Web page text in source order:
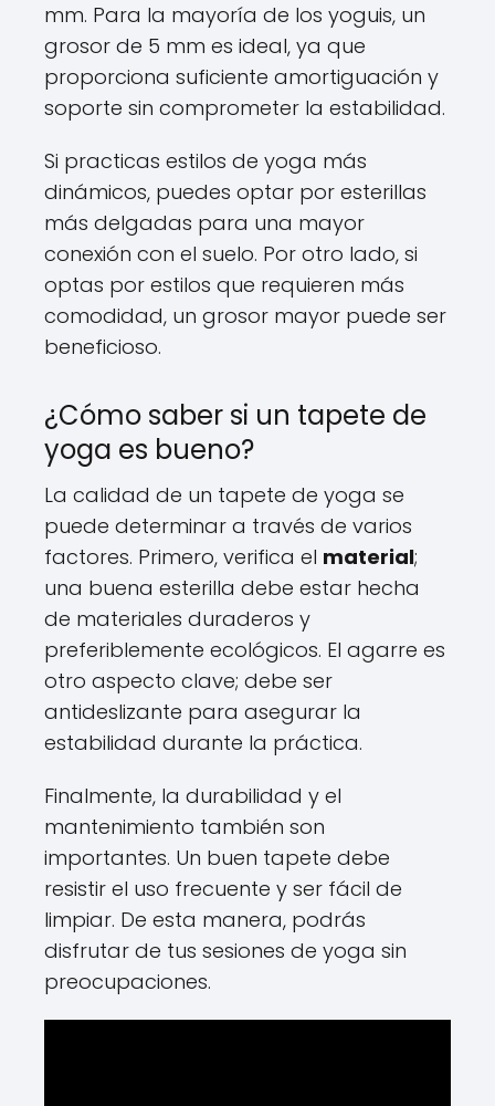
mm. Para la mayoría de los yoguis, un
grosor de 5 mm es ideal, ya que
proporciona suficiente amortiguación y
soporte sin comprometer la estabilidad.
Si practicas estilos de yoga más
dinámicos, puedes optar por esterillas
más delgadas para una mayor
conexión con el suelo. Por otro lado, si
optas por estilos que requieren más
comodidad, un grosor mayor puede ser
beneficioso.
¿Cómo saber si un tapete de
yoga es bueno?
La calidad de un tapete de yoga se
puede determinar a través de varios
factores. Primero, verifica el material;
una buena esterilla debe estar hecha
de materiales duraderos y
preferiblemente ecológicos. El agarre es
otro aspecto clave; debe ser
antideslizante para asegurar la
estabilidad durante la práctica.
Finalmente, la durabilidad y el
mantenimiento también son
importantes. Un buen tapete debe
resistir el uso frecuente y ser fácil de
limpiar. De esta manera, podrás
disfrutar de tus sesiones de yoga sin
preocupaciones.